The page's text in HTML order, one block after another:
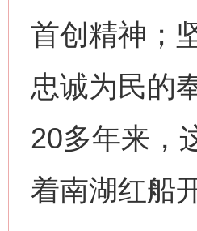
首创精神；
忠诚为民的
20多年来，
着南湖红船